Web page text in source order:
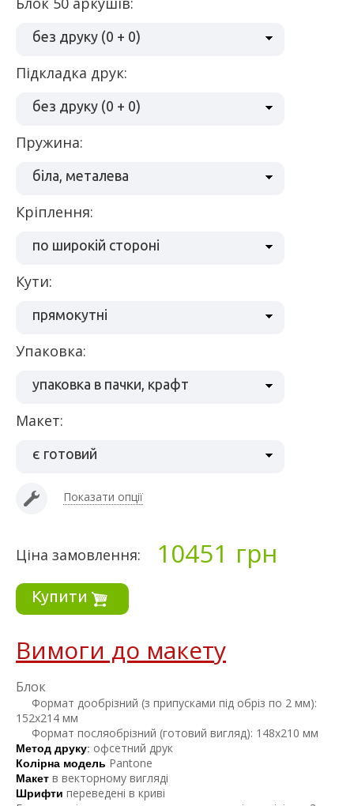
без друку (0 + 0)
Підкладка друк:
без друку (0 + 0)
пружина:
біла, металева
кріплення:
по широкій стороні
кути:
прямокутні
упаковка:
упаковка в пачки, крафт
макет:
є готовий
Показати опції
Ціна замовлення: 10451 грн
Купити
Вимоги до макету
Блок
Формат дообрізний (з припусками під обріз по 2 мм):
152х214 мм
Формат посляобрізний (готовий вигляд): 148х210 мм
Метод друку: офсетний друк
Колірна модель Pantone
Макет в векторному вигляді
Шрифти переведені в криві